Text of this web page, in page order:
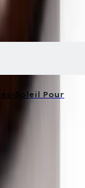
Soleil Pour